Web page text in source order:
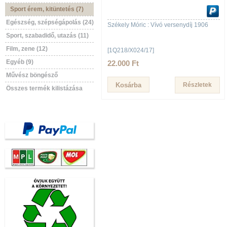
Sport érem, kitüntetés (7)
Egészség, szépségápolás (24)
Sport, szabadidő, utazás (11)
Film, zene (12)
Egyéb (9)
Művész böngésző
Összes termék kilistázása
Székely Móric : Vívó versenydíj 1906
[1Q218/X024/17]
22.000 Ft
Részletek